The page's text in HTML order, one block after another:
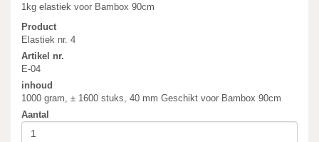
1kg elastiek voor Bambox 90cm
Product
Elastiek nr. 4
Artikel nr.
E-04
inhoud
1000 gram, ± 1600 stuks, 40 mm Geschikt voor Bambox 90cm
Aantal